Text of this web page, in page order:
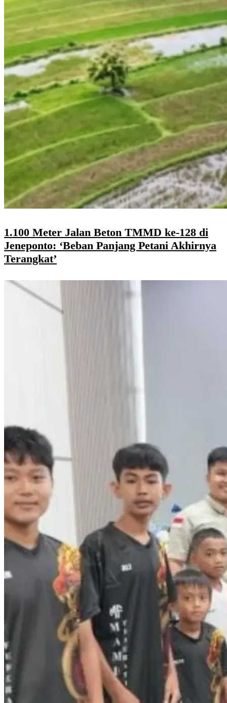
1.100 Meter Jalan Beton TMMD ke-128 di
Jeneponto: ‘Beban Panjang Petani Akhirnya
Terangkat’